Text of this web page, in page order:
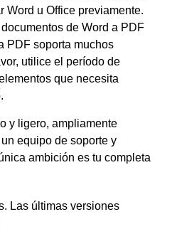
Word u Office previamente.
de Word a PDF
PDF soporta muchos
utilice el período de
que necesita
y ligero, ampliamente
equipo de soporte y
ambición es tu completa
Las últimas versiones